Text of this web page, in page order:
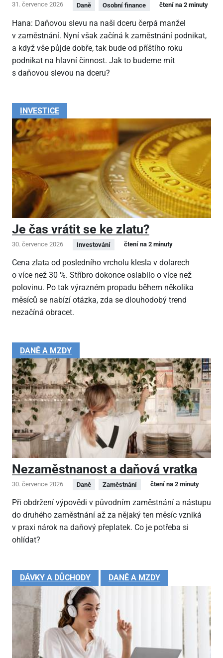
31. července 2026 Daně Osobní finance čtení na 2 minuty
Hana: Daňovou slevu na naši dceru čerpá manžel
v zaměstnání. Nyní však začíná k zaměstnání podnikat,
a když vše půjde dobře, tak bude od příštího roku
podnikat na hlavní činnost. Jak to budeme mít
s daňovou slevou na dceru?
INVESTICE
Je čas vrátit se ke zlatu?
30. července 2026 Investování čtení na 2 minuty
Cena zlata od posledního vrcholu klesla v dolarech
o více než 30 %. Stříbro dokonce oslabilo o více než
polovinu. Po tak výrazném propadu během několika
měsíců se nabízí otázka, zda se dlouhodobý trend
nezačíná obracet.
DANĚ A MZDY
Nezaměstnanost a daňová vratka
30. července 2026 Daně Zaměstnání čtení na 2 minuty
Při obdržení výpovědi v původním zaměstnání a nástupu
do druhého zaměstnání až za nějaký ten měsíc vzniká
v praxi nárok na daňový přeplatek. Co je potřeba si
ohlídat?
DÁVKY A DŮCHODY DANĚ A MZDY